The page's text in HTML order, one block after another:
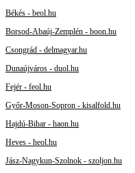
Békés - beol.hu
Borsod-Abaúj-Zemplén - boon.hu
Csongrád - delmagyar.hu
Dunaújváros - duol.hu
Fejér - feol.hu
Győr-Moson-Sopron - kisalfold.hu
Hajdú-Bihar - haon.hu
Heves - heol.hu
Jász-Nagykun-Szolnok - szoljon.hu